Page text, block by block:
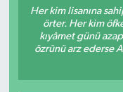
Her kim lisanına
örter. Her kim
kıyâmet günü
özrünü arz ederse
RESMİ